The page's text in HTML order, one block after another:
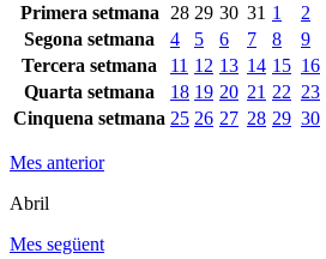
Primera setmana
28 29 30 31 1 2
Segona setmana
4 5 6 7 8 9
Tercera setmana
11 12 13 14 15 16
Quarta setmana
18 19 20 21 22 23
Cinquena setmana 25 26 27 28 29 30
Mes anterior
Abril
Mes següent